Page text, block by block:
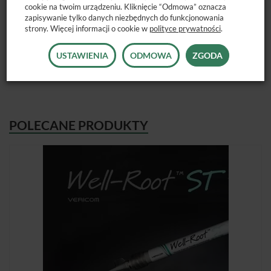
korzeniowego,
• odporność na wymywanie.
Dostępne opakowanie: strzykawka 2g
POLECANE PRODUKTY
cookie na twoim urządzeniu. Kliknięcie “Odmowa” oznacza
zapisywanie tylko danych niezbędnych do funkcjonowania
strony. Więcej informacji o cookie w polityce prywatności.
USTAWIENIA ODMOWA ZGODA